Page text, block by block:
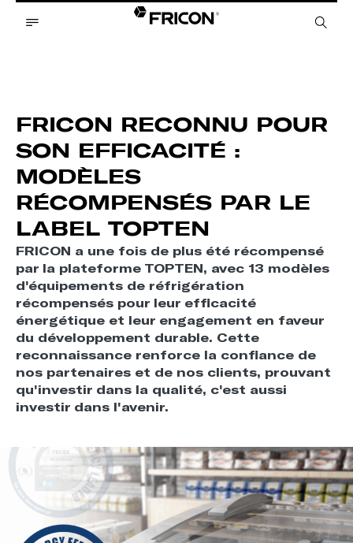
FRICON RECONNU POUR
SON EFFICACITÉ :
MODÈLES
RÉCOMPENSÉS PAR LE
LABEL TOPTEN
FRICON a une fois de plus été récompensé
par la plateforme TOPTEN, avec 13 modèles
d'équipements de réfrigération
récompensés pour leur efficacité
énergétique et leur engagement en faveur
du développement durable. Cette
reconnaissance renforce la confiance de
nos partenaires et de nos clients, prouvant
qu'investir dans la qualité, c'est aussi
investir dans l'avenir.